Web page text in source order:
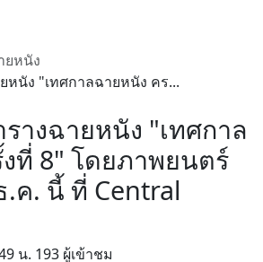
ยหนัง
หนัง "เทศกาลฉายหนัง คร...
างฉายหนัง "เทศกาล
ที่ 8" โดยภาพยนตร์
ค. นี้ ที่ Central
น. 193 ผู้เข้าชม